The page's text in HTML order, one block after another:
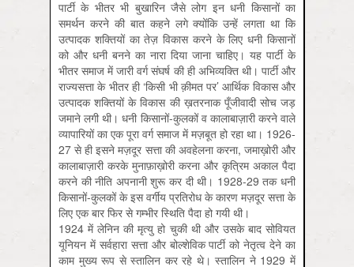
पार्टी के भीतर भी बुखारिन जैसे लोग इन धनी किसानों का
समर्थन करने की बात कहने लगे क्योंकि उन्हें लगता था कि
उत्पादक शक्तियों का तेज़ विकास करने के लिए धनी किसानों
को और धनी बनने का नारा दिया जाना चाहिए। यह पार्टी के
भीतर समाज में जारी वर्ग संघर्ष की ही अभिव्यक्ति थी। पार्टी और
राज्यसत्ता के भीतर ही ‘किसी भी क़ीमत पर’ आर्थिक विकास और
उत्पादक शक्तियों के विकास की ख़तरनाक पूँजीवादी सोच जड़
जमाने लगी थी। धनी किसानों-कुलकों व कालाबाज़ारी करने वाले
व्यापारियों का एक पूरा वर्ग समाज में मज़बूत हो रहा था। 1926-
27 से ही इसने मज़दूर सत्ता की अवहेलना करना, जमाख़ोरी और
कालाबाज़ारी करके मुनाफ़ाख़ोरी करना और कृत्रिम अकाल पैदा
करने की नीति अपनानी शुरू कर दी थी। 1928-29 तक धनी
किसानों-कुलकों के इस वर्गीय प्रतिरोध के कारण मज़दूर सत्ता के
लिए एक बार फिर से गम्भीर स्थिति पैदा हो गयी थी।
1924 में लेनिन की मृत्यु हो चुकी थी और उसके बाद सोवियत
यूनियन में सर्वहारा सत्ता और बोल्शेविक पार्टी को नेतृत्व देने का
काम मुख्य रूप से स्तालिन कर रहे थे। स्तालिन ने 1929 में